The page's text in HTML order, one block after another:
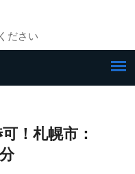
ださい
！札幌市：